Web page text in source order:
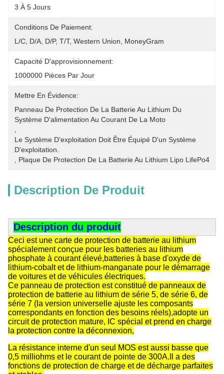
3 À 5 Jours
Conditions De Paiement:
L/C, D/A, D/P, T/T, Western Union, MoneyGram
Capacité D'approvisionnement:
1000000 Pièces Par Jour
Mettre En Évidence:
Panneau De Protection De La Batterie Au Lithium Du
Système D'alimentation Au Courant De La Moto
Le Système D'exploitation Doit Être Équipé D'un Système
D'exploitation.
Plaque De Protection De La Batterie Au Lithium Lipo LifePo4
Description De Produit
Description du produit
Ceci est une carte de protection de batterie au lithium
spécialement conçue pour les batteries au lithium
phosphate à courant élevé,batteries à base d'oxyde de
lithium-cobalt et de lithium-manganate pour le démarrage
de voitures et de véhicules électriques.
Ce panneau de protection est constitué de panneaux de
protection de batterie au lithium de série 5, de série 6, de
série 7 (la version universelle ajuste les composants
correspondants en fonction des besoins réels),adopte un
circuit de protection mature, IC spécial et prend en charge
la protection contre la déconnexion,
La résistance interne d'un seul MOS est aussi basse que
0,5 milliohms et le courant de pointe de 300A.Il a des
fonctions de protection de charge et de décharge parfaites